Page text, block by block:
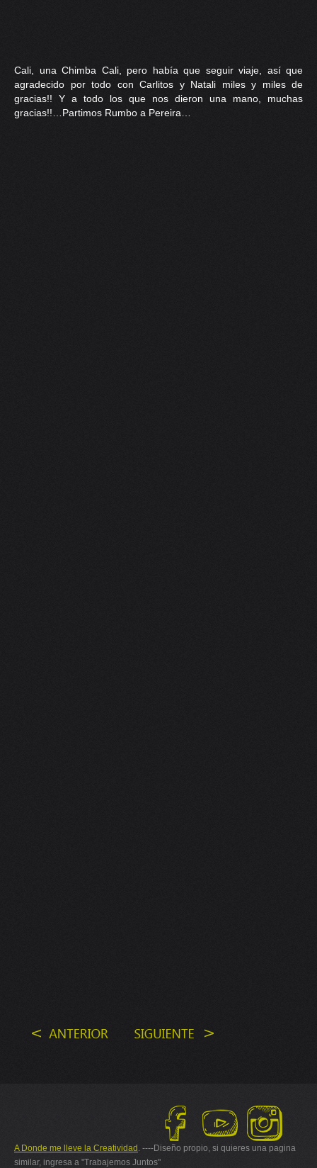
Cali, una Chimba Cali, pero había que seguir viaje, así que
agradecido por todo con Carlitos y Natali miles y miles de
gracias!! Y a todo los que nos dieron una mano, muchas
gracias!!…Partimos Rumbo a Pereira…
A Donde me lleve la Creatividad . ----Diseño propio, si quieres una pagina
similar, ingresa a "Trabajemos Juntos"